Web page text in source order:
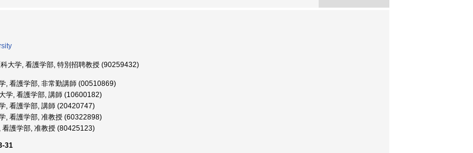
大学, 看護学部, 特別招聘教授 (90259432)
, 看護学部, 非常勤講師 (00510869)
学, 看護学部, 講師 (10600182)
, 看護学部, 講師 (20420747)
, 看護学部, 准教授 (60322898)
看護学部, 准教授 (80425123)
31